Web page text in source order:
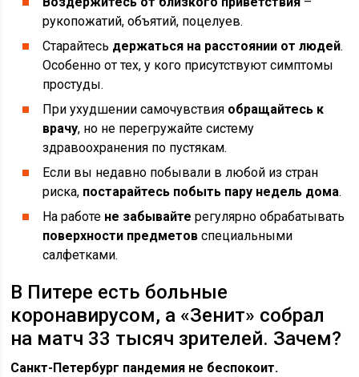
рукопожатий, объятий, поцелуев.
Старайтесь держаться на расстоянии от людей.
Особенно от тех, у кого присутствуют симптомы
простуды.
При ухудшении самочувствия обращайтесь к
врачу, но не перегружайте систему
здравоохранения по пустякам.
Если вы недавно побывали в любой из стран
риска, постарайтесь побыть пару недель дома.
На работе не забывайте регулярно обрабатывать
поверхности предметов специальными
салфетками.
В Питере есть больные
коронавирусом, а «Зенит» собрал
на матч 33 тысяч зрителей. Зачем?
Санкт-Петербург пандемия не беспокоит.